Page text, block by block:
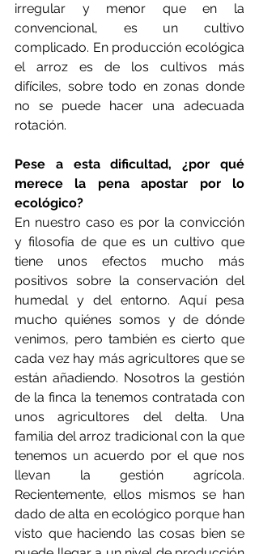
irregular y menor que en la
convencional, es un cultivo
complicado. En producción ecológica
el arroz es de los cultivos más
difíciles, sobre todo en zonas donde
no se puede hacer una adecuada
rotación.
Pese a esta dificultad, ¿por qué
merece la pena apostar por lo
ecológico?
En nuestro caso es por la convicción
y filosofía de que es un cultivo que
tiene unos efectos mucho más
positivos sobre la conservación del
humedal y del entorno. Aquí pesa
mucho quiénes somos y de dónde
venimos, pero también es cierto que
cada vez hay más agricultores que se
están añadiendo. Nosotros la gestión
de la finca la tenemos contratada con
unos agricultores del delta. Una
familia del arroz tradicional con la que
tenemos un acuerdo por el que nos
llevan la gestión agrícola.
Recientemente, ellos mismos se han
dado de alta en ecológico porque han
visto que haciendo las cosas bien se